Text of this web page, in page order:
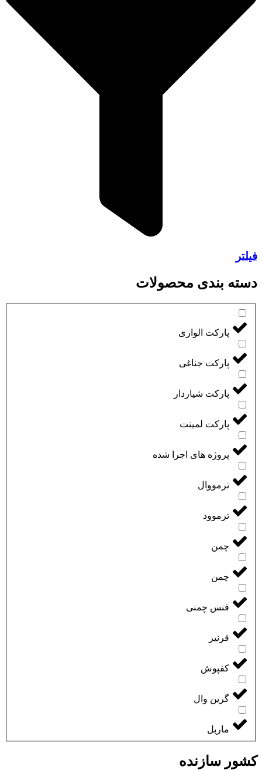
فیلتر
دسته بندی محصولات
پارکت الواری
پارکت جناغی
پارکت شیاردار
پارکت لمینت
پروژه های اجرا شده
ترمووال
ترموود
چمن
چمن
فنس چمنی
قرنیز
کفپوش
گرین وال
ماربل
کشور سازنده